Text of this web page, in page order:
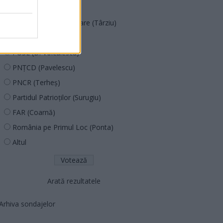
Acțiunea Conservatoare (Târziu)
PDF (Lazarus)
PUSL (D. Voiculescu)
PNȚCD (Pavelescu)
PNCR (Terheș)
Partidul Patrioților (Surugiu)
FAR (Coarnă)
România pe Primul Loc (Ponta)
Altul
Arată rezultatele
sondajelor